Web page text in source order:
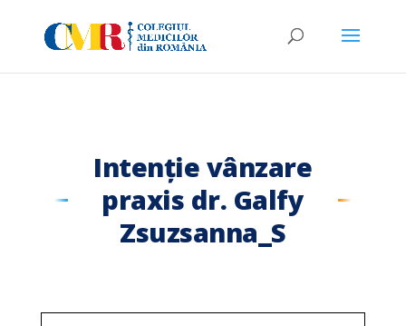
Intenție vânzare
praxis dr. Galfy
Zsuzsanna_S